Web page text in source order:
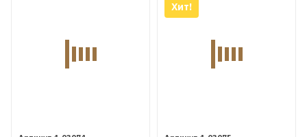
Хит!